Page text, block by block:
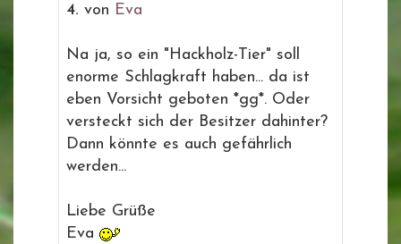
4. von Eva
Na ja, so ein "Hackholz-Tier" soll
enorme Schlagkraft haben... da ist
eben Vorsicht geboten *gg*. Oder
versteckt sich der Besitzer dahinter?
Dann könnte es auch gefährlich
werden...
Liebe Grüße
Eva